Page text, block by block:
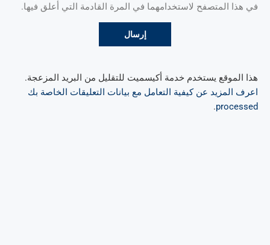
في هذا المتصفح لاستخدامهما في المرة القادمة التي أعلق فيها.
هذا الموقع يستخدم خدمة أكيسميت للتقليل من البريد المزعجة.
اعرف المزيد عن كيفية التعامل مع بيانات التعليقات الخاصة بك
processed
.